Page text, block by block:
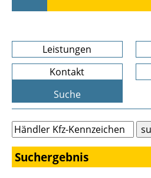
Leistungen
Kontakt
Suche
Suchergebnis